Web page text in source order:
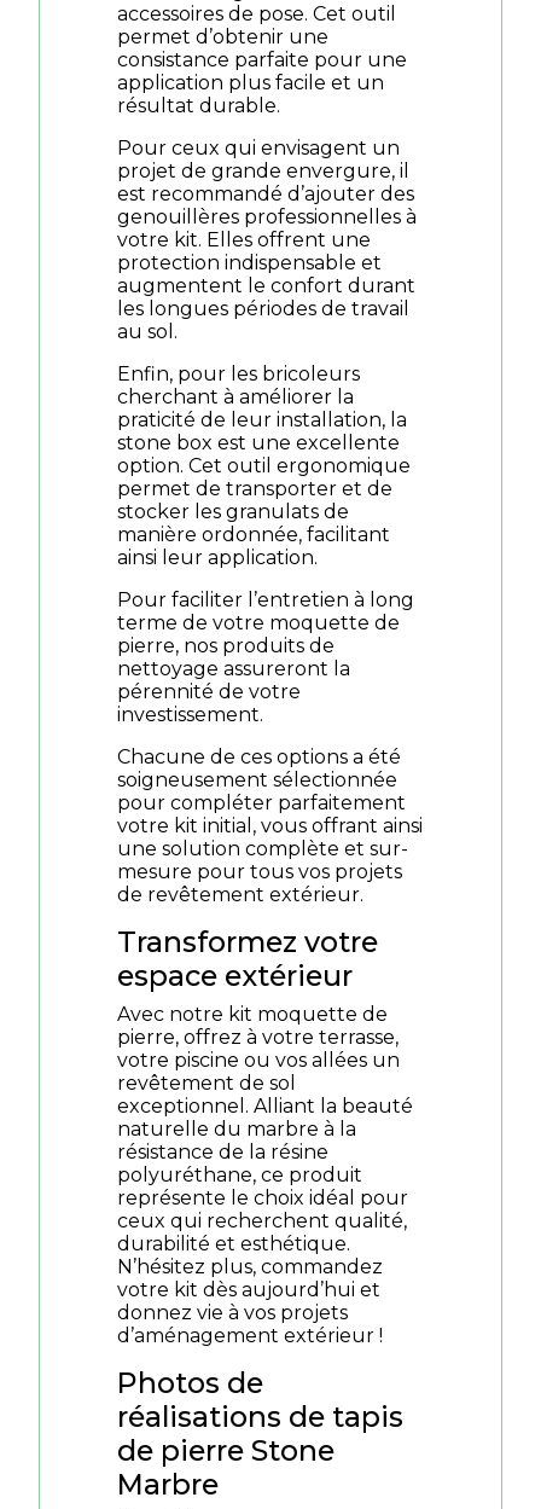
accessoires de pose. Cet outil
permet d’obtenir une
consistance parfaite pour une
application plus facile et un
résultat durable.
Pour ceux qui envisagent un
projet de grande envergure, il
est recommandé d’ajouter des
genouillères professionnelles à
votre kit. Elles offrent une
protection indispensable et
augmentent le confort durant
les longues périodes de travail
au sol.
Enfin, pour les bricoleurs
cherchant à améliorer la
praticité de leur installation, la
stone box est une excellente
option. Cet outil ergonomique
permet de transporter et de
stocker les granulats de
manière ordonnée, facilitant
ainsi leur application.
Pour faciliter l’entretien à long
terme de votre moquette de
pierre, nos produits de
nettoyage assureront la
pérennité de votre
investissement.
Chacune de ces options a été
soigneusement sélectionnée
pour compléter parfaitement
votre kit initial, vous offrant ainsi
une solution complète et sur-
mesure pour tous vos projets
de revêtement extérieur.
Transformez votre
espace extérieur
Avec notre kit moquette de
pierre, offrez à votre terrasse,
votre piscine ou vos allées un
revêtement de sol
exceptionnel. Alliant la beauté
naturelle du marbre à la
résistance de la résine
polyuréthane, ce produit
représente le choix idéal pour
ceux qui recherchent qualité,
durabilité et esthétique.
N’hésitez plus, commandez
votre kit dès aujourd’hui et
donnez vie à vos projets
d’aménagement extérieur !
Photos de
réalisations de tapis
de pierre Stone
Marbre